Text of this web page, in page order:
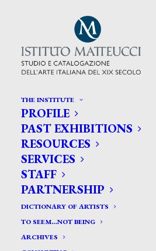
THE INSTITUTE
PROFILE
PAST EXHIBITIONS
RESOURCES
SERVICES
STAFF
PARTNERSHIP
DICTIONARY OF ARTISTS
TO SEEM…NOT BEING
ARCHIVES
CERCA TRA GLI ARTISTI:
Search
for: